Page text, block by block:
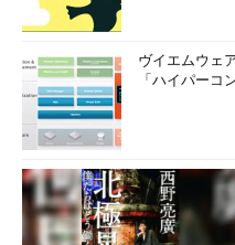
ヴイエムウェ
「ハイパーコ